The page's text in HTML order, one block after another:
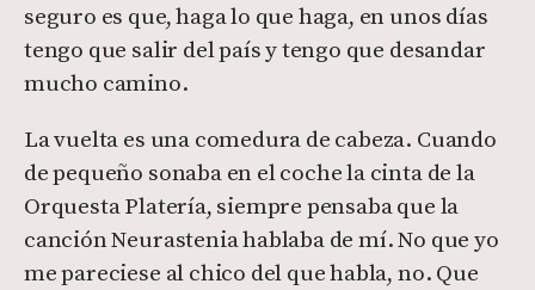
seguro es que, haga lo que haga, en unos días
tengo que salir del país y tengo que desandar
mucho camino.
La vuelta es una comedura de cabeza. Cuando
de pequeño sonaba en el coche la cinta de la
Orquesta Platería, siempre pensaba que la
canción Neurastenia hablaba de mí. No que yo
me pareciese al chico del que habla, no. Que